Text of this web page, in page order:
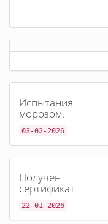
Испытания
морозом.
03-02-2026
Получен
сертификат
22-01-2026